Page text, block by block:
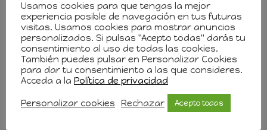
Usamos cookies para que tengas la mejor
experiencia posible de navegación en tus futuras
visitas. Usamos cookies para mostrar anuncios
personalizados. Si pulsas "Acepto todas" darás tu
consentimiento al uso de todas las cookies.
También puedes pulsar en Personalizar Cookies
para dar tu consentimiento a las que consideres.
Acceda a la Política de privacidad
Personalizar cookies Rechazar Acepto todas